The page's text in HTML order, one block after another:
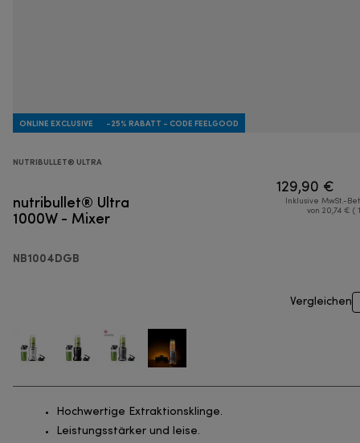
ONLINE EXCLUSIVE -25% RABATT - CODE FEELGOOD
NUTRIBULLET® ULTRA
nutribullet® Ultra
1000W - Mixer
NB1004DGB
129,90 €
Inklusive MwSt.-
von 20,74 € (
Vergleichen
Hochwertige Extraktionsklinge.
Leistungsstärker und leise.